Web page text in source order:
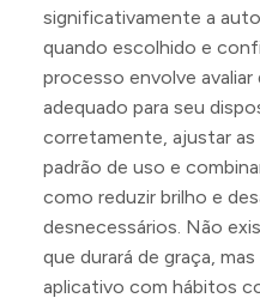
significativamente a
quando escolhido e
processo envolve avaliar
adequado para seu
corretamente, ajustar
padrão de uso e
como reduzir brilho e
desnecessários. Não
que durará de graça,
aplicativo com hábitos